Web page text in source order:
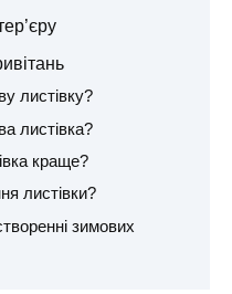
листівку?
листівка?
краще?
листівки?
зимових